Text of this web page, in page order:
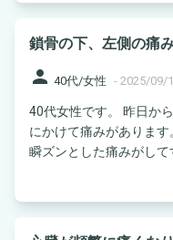
鎖骨の下、左側の痛
person 40代/女性 - 2025/09/
40代女性です。 昨日か
にかけて痛みがありま
瞬ズンとした痛みがして